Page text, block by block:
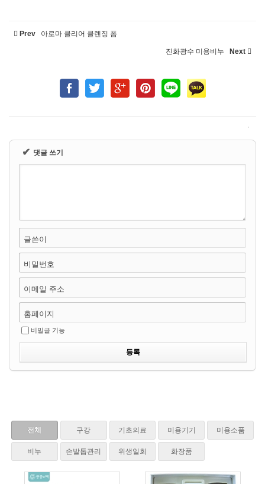
Prev 아로마 클리어 클렌징 폼
진화광수 미용비누 Next
✔ 댓글 쓰기
글쓴이
비밀번호
이메일 주소
홈페이지
비밀글 기능
전체 구강 기초의료 미용기기 미용소품
비누 손발톱관리 위생일회 화장품